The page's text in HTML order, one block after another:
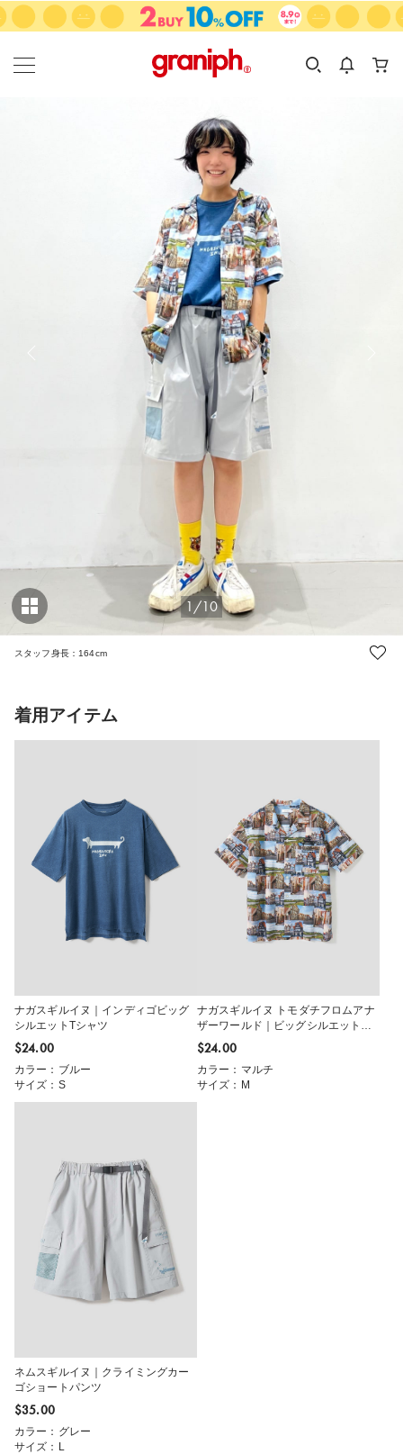
カテゴリーから探す
KIDS
カテゴリ
サイズ
1/10
スタッフ身長：164cm
着用アイテム
ナガスギルイヌ｜インディゴビッグ
シルエットTシャツ
$‌24.00
カラー：ブルー
サイズ：S
ナガスギルイヌ トモダチフロムアナ
ザーワールド｜ビッグシルエットオ
ープンカラーシャツ
$‌24.00
カラー：マルチ
サイズ：M
ネムスギルイヌ｜クライミングカー
ゴショートパンツ
$‌35.00
カラー：グレー
サイズ：L